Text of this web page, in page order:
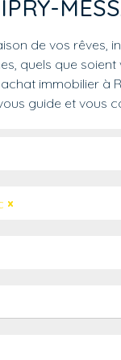
de vos rêves,
quels que
immobilier à
guide et vous
×